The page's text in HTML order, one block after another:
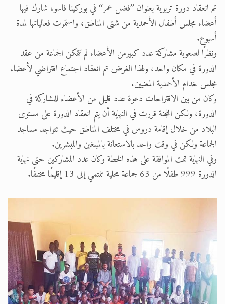
تم انعقاد دورة تربوية بعنوان ’’فضل عمر‘‘ في بوركينا فاسو، شارك فيها
أعضاء مجلس أطفال الأحمدية من شتى المناطق، واستمرت فعالياتها لمدة
أسبوع.
ونظرًا لصعوبة مشاركة عدد كبيرمن الأعضاء لم تتمكن الجماعة من عقد
الدورة في مكان واحد، ولهذا الغرض تم انعقاد اجتماع افتراضي لأعضاء
مجلس خدام الأحمدية المعنيين.
وكان من بين الاقتراحات دعوة عدد قليل من الأعضاء للمشاركة في
الدورة، ولكن اللجنة قررت في النهاية أن يتم انعقاد الدورة على مستوى
البلاد من خلال إقامة دروس في مختلف المناطق حيث تتواجد مساجد
الجماعة ولكن في وقت واحد بالاستعانة بالمبلغين والمبشرين.
وفي النهاية تمت الموافقة على هذه الخطة وكان عدد المشاركين حتى نهاية
الدورة 999 طفلًا من 63 جماعة محلية تنتمي إلى 13 إقليمًا مختلفًا.